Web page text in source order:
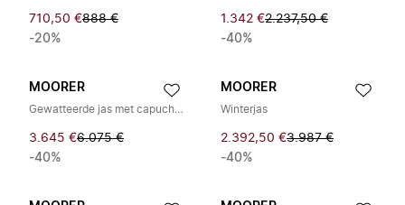
710,50 €888 €
-20%
1.342 €2.237,50 €
-40%
MOORER
Gewatteerde jas met capuchon
3.645 €6.075 €
-40%
MOORER
Winterjas
2.392,50 €3.987 €
-40%